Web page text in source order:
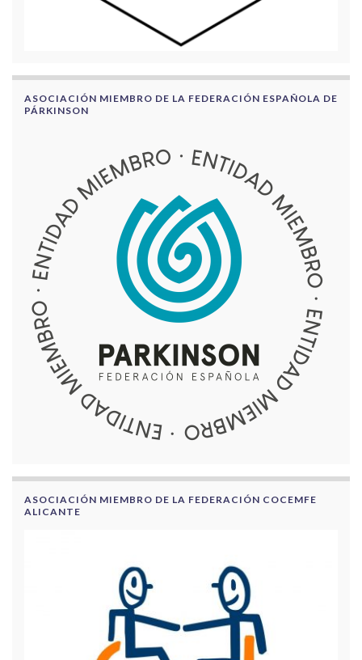
ASOCIACIÓN MIEMBRO DE LA FEDERACIÓN ESPAÑOLA DE
PÁRKINSON
ASOCIACIÓN MIEMBRO DE LA FEDERACIÓN COCEMFE
ALICANTE